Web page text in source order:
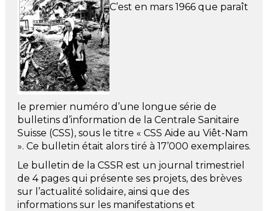
C’est en mars 1966 que paraît
le premier numéro d’une longue série de
bulletins d’information de la Centrale Sanitaire
Suisse (CSS), sous le titre « CSS Aide au Viêt-Nam
». Ce bulletin était alors tiré à 17’000 exemplaires.
Le bulletin de la CSSR est un journal trimestriel
de 4 pages qui présente ses projets, des brèves
sur l’actualité solidaire, ainsi que des
informations sur les manifestations et